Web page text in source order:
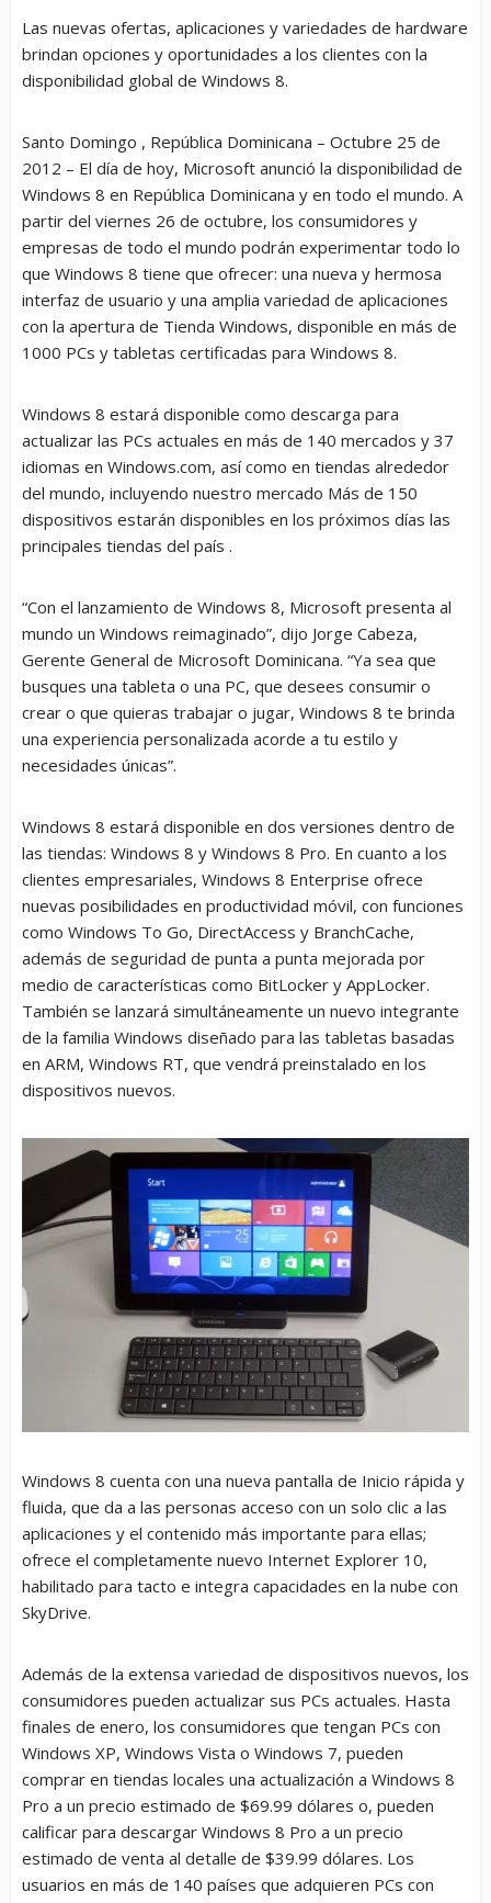
Las nuevas ofertas, aplicaciones y variedades de hardware
brindan opciones y oportunidades a los clientes con la
disponibilidad global de Windows 8.
Santo Domingo , República Dominicana – Octubre 25 de
2012 – El día de hoy, Microsoft anunció la disponibilidad de
Windows 8 en República Dominicana y en todo el mundo. A
partir del viernes 26 de octubre, los consumidores y
empresas de todo el mundo podrán experimentar todo lo
que Windows 8 tiene que ofrecer: una nueva y hermosa
interfaz de usuario y una amplia variedad de aplicaciones
con la apertura de Tienda Windows, disponible en más de
1000 PCs y tabletas certificadas para Windows 8.
Windows 8 estará disponible como descarga para
actualizar las PCs actuales en más de 140 mercados y 37
idiomas en Windows.com, así como en tiendas alrededor
del mundo, incluyendo nuestro mercado Más de 150
dispositivos estarán disponibles en los próximos días las
principales tiendas del país .
“Con el lanzamiento de Windows 8, Microsoft presenta al
mundo un Windows reimaginado”, dijo Jorge Cabeza,
Gerente General de Microsoft Dominicana. “Ya sea que
busques una tableta o una PC, que desees consumir o
crear o que quieras trabajar o jugar, Windows 8 te brinda
una experiencia personalizada acorde a tu estilo y
necesidades únicas”.
Windows 8 estará disponible en dos versiones dentro de
las tiendas: Windows 8 y Windows 8 Pro. En cuanto a los
clientes empresariales, Windows 8 Enterprise ofrece
nuevas posibilidades en productividad móvil, con funciones
como Windows To Go, DirectAccess y BranchCache,
además de seguridad de punta a punta mejorada por
medio de características como BitLocker y AppLocker.
También se lanzará simultáneamente un nuevo integrante
de la familia Windows diseñado para las tabletas basadas
en ARM, Windows RT, que vendrá preinstalado en los
dispositivos nuevos.
Windows 8 cuenta con una nueva pantalla de Inicio rápida y
fluida, que da a las personas acceso con un solo clic a las
aplicaciones y el contenido más importante para ellas;
ofrece el completamente nuevo Internet Explorer 10,
habilitado para tacto e integra capacidades en la nube con
SkyDrive.
Además de la extensa variedad de dispositivos nuevos, los
consumidores pueden actualizar sus PCs actuales. Hasta
finales de enero, los consumidores que tengan PCs con
Windows XP, Windows Vista o Windows 7, pueden
comprar en tiendas locales una actualización a Windows 8
Pro a un precio estimado de $69.99 dólares o, pueden
calificar para descargar Windows 8 Pro a un precio
estimado de venta al detalle de $39.99 dólares. Los
usuarios en más de 140 países que adquieren PCs con